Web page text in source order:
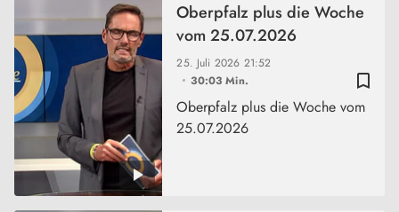
bookmark_border
25. Juli 2026 21:52
30:03 Min.
Oberpfalz plus die Woche
vom 25.07.2026
Oberpfalz plus die Woche vom
25.07.2026